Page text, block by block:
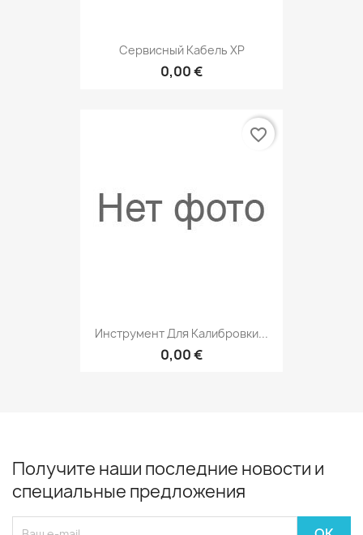
Сервисный Кабель ХР
0,00 €
Инструмент Для Калибровки...
0,00 €
favorite_border
Получите наши последние новости и
специальные предложения